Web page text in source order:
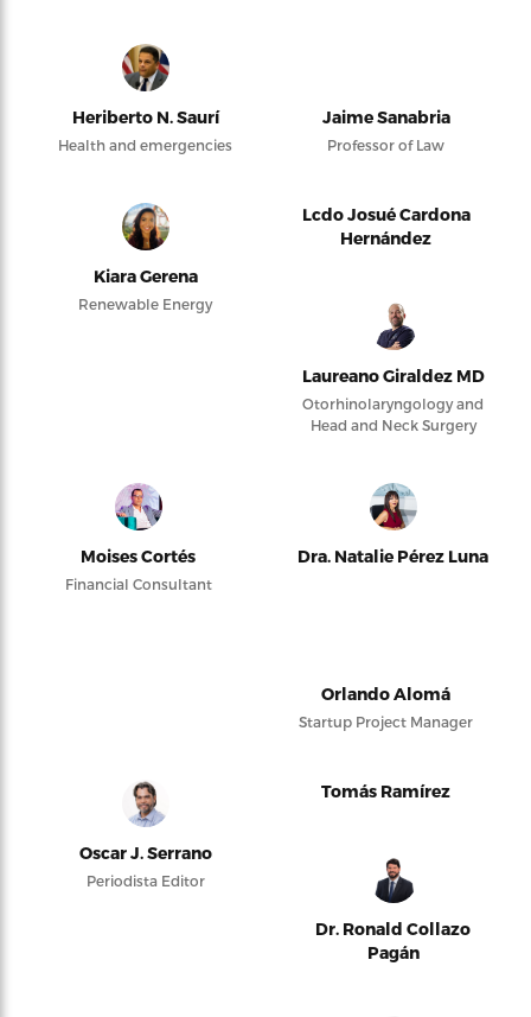
Heriberto N. Saurí
Health and emergencies
Jaime Sanabria
Professor of Law
Kiara Gerena
Renewable Energy
Lcdo Josué Cardona
Hernández
Laureano Giraldez MD
Otorhinolaryngology and
Head and Neck Surgery
Moises Cortés
Financial Consultant
Dra. Natalie Pérez Luna
Orlando Alomá
Startup Project Manager
Oscar J. Serrano
Periodista Editor
Tomás Ramírez
Dr. Ronald Collazo
Pagán